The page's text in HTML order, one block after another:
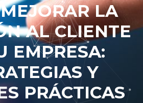
LA
AL CLIENTE
EMPRESA:
Y
PRÁCTICAS